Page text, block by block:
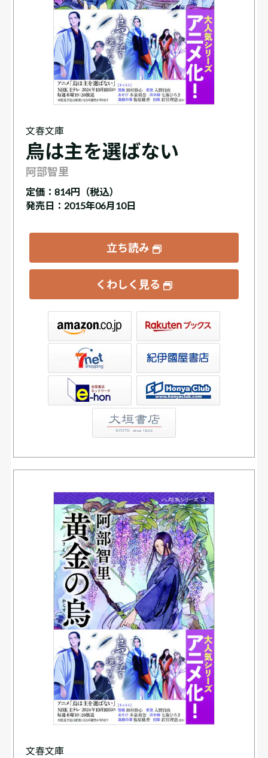
文春文庫
烏は主を選ばない
阿部智里
定価： 814円（税込）
発売日：2015年06月10日
立ち読み
くわしく見る
書店ウェブストア
文春文庫